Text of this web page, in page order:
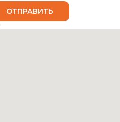
ОТПРАВИТЬ